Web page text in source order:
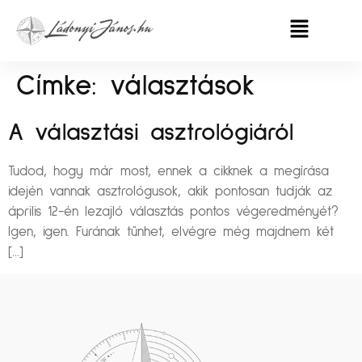
Címke: választások
A választási asztrológiáról
Tudod, hogy már most, ennek a cikknek a megírása
idején vannak asztrológusok, akik pontosan tudják az
április 12-én lezajló választás pontos végeredményét?
Igen, igen. Furának tűnhet, elvégre még majdnem két
[…]